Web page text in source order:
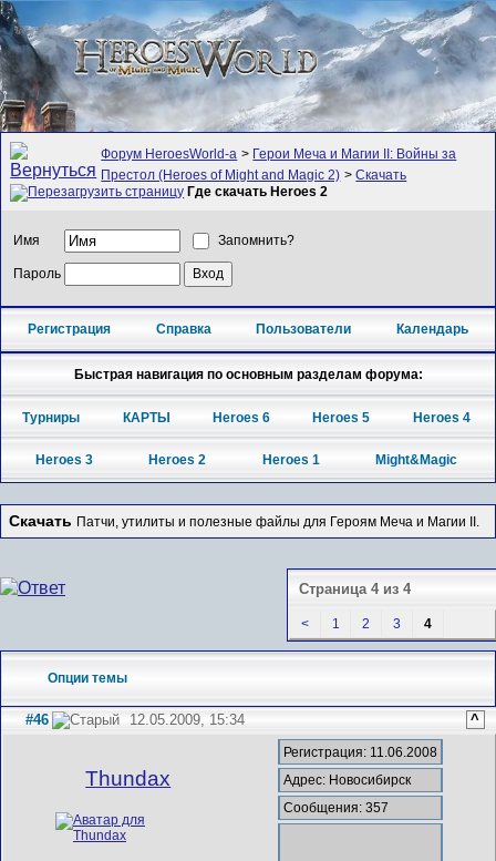
Форум HeroesWorld-а > Герои Меча и Магии II: Войны за
Престол (Heroes of Might and Magic 2) >Скачать
Где скачать Heroes 2
Имя Запомнить?
Пароль
Регистрация Справка Пользователи Календарь
Быстрая навигация по основным разделам форума:
Турниры КАРТЫ Heroes 6 Heroes 5 Heroes 4
Heroes 3 Heroes 2 Heroes 1 Might&Magic
Скачать Патчи, утилиты и полезные файлы для Героям Меча и Магии II.
Страница 4 из 4
< 1 2 3 4
Опции темы
#46 12.05.2009, 15:34 ^
Thundax
Регистрация: 11.06.2008
Адрес: Новосибирск
Сообщения: 357